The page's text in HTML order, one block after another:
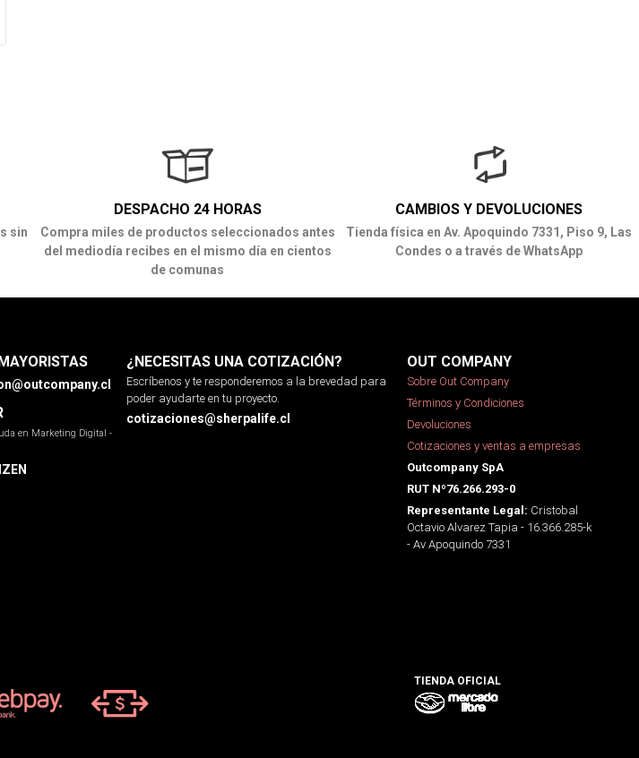
sin
DESPACHO 24 HORAS
Compra miles de productos seleccionados antes
del mediodía recibes en el mismo día en cientos
de comunas
CAMBIOS Y DEVOLUCIONES
Tienda física en Av. Apoquindo 7331, Piso 9, Las
Condes o a través de WhatsApp
en Marketing Digital -
¿NECESITAS UNA COTIZACIÓN?
Escríbenos y te responderemos a la brevedad para
poder ayudarte en tu proyecto.
cotizaciones@sherpalife.cl
OUT COMPANY
Sobre Out Company
Términos y Condiciones
Devoluciones
Cotizaciones y ventas a empresas
Outcompany SpA
RUT Nº76.266.293-0
Representante Legal: Cristobal
Octavio Alvarez Tapia - 16.366.285-k
- Av Apoquindo 7331
TIENDA OFICIAL